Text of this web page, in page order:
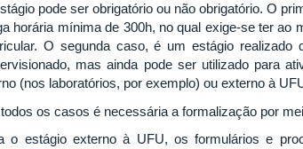
pode ser obrigatório ou não obrigatório. O
horária mínima de 300h, no qual exige-se ter ao
O segunda caso, é um estágio realizado
mas ainda pode ser utilizado para
(nos laboratórios, por exemplo) ou externo à
os casos é necessária a formalização por
o estágio externo à UFU, os formulários e